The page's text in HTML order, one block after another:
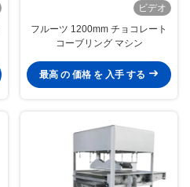
ビデオ
フルーツ 1200mm チョコレート
コーブリング マシン
最高 の 価格 を 入手 する